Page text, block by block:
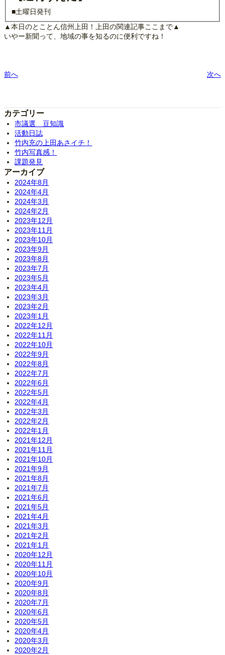
■土曜日発刊
▲本日のとことん信州上田！上田の関連記事ここまで▲
いやー新聞って、地域の事を知るのに便利ですね！
前へ 次へ
カテゴリー
市議選 豆知識
活動日誌
竹内充の上田あさイチ！
竹内写真感！
課題発見
アーカイブ
2024年8月
2024年4月
2024年3月
2024年2月
2023年12月
2023年11月
2023年10月
2023年9月
2023年8月
2023年7月
2023年5月
2023年4月
2023年3月
2023年2月
2023年1月
2022年12月
2022年11月
2022年10月
2022年9月
2022年8月
2022年7月
2022年6月
2022年5月
2022年4月
2022年3月
2022年2月
2022年1月
2021年12月
2021年11月
2021年10月
2021年9月
2021年8月
2021年7月
2021年6月
2021年5月
2021年4月
2021年3月
2021年2月
2021年1月
2020年12月
2020年11月
2020年10月
2020年9月
2020年8月
2020年7月
2020年6月
2020年5月
2020年4月
2020年3月
2020年2月